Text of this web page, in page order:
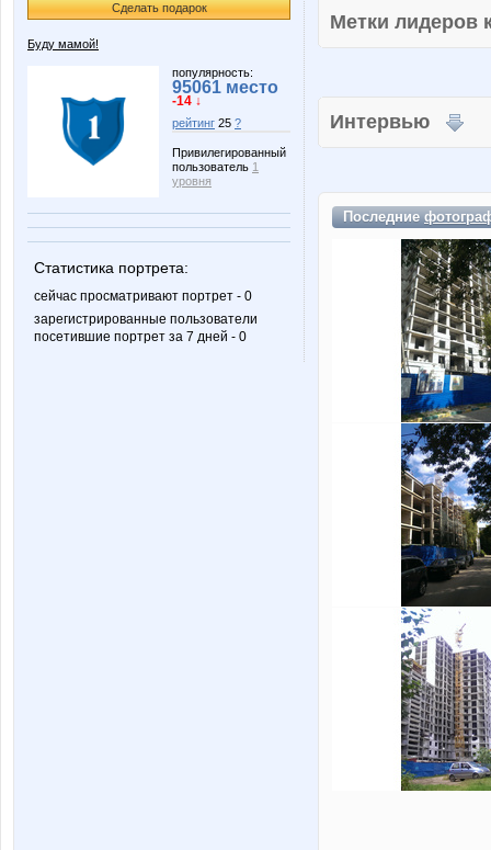
Сделать подарок
Буду мамой!
популярность:
95061 место
-14 ↓
рейтинг 25 ?
Привилегированный
пользователь 1
уровня
Статистика портрета:
сейчас просматривают портрет - 0
зарегистрированные пользователи
посетившие портрет за 7 дней - 0
Метки
Интервью
Последние